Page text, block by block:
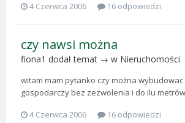
4 Czerwca 2006
16 odpowiedzi
czy nawsi można
fiona1 dodał temat → w Nieruchomości
witam mam pytanko czy można
gospodarczy bez zezwolenia i do ilu metrów
4 Czerwca 2006
16 odpowiedzi